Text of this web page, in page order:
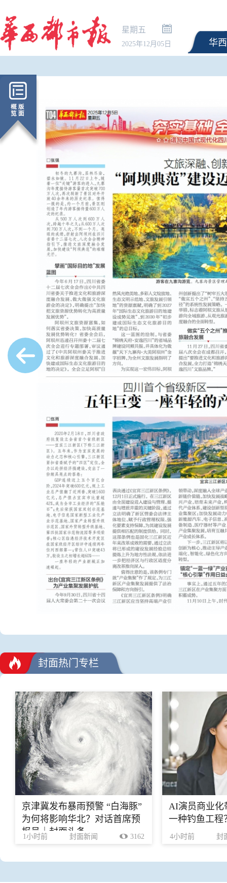
星期五
2025年12月05日 华
封面热门专栏
京津冀发布暴雨预警 “白海豚”
为何将影响华北？对话首席预
报员｜封面头条
1小时前 封面新闻 3162
AI演员商业化
一种钓鱼工程
4小时前 封